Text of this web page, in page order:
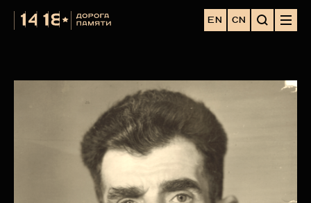
EN CN